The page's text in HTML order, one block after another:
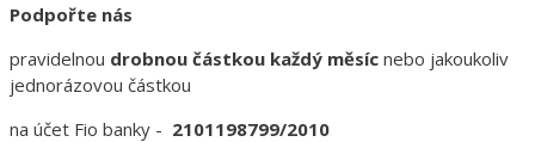
Podpořte nás
pravidelnou drobnou částkou každý měsíc nebo jakoukoliv
jednorázovou částkou
na účet Fio banky - 2101198799/2010